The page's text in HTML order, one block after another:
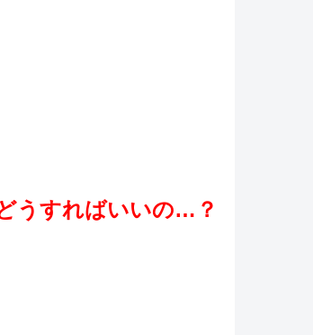
うすればいいの…？